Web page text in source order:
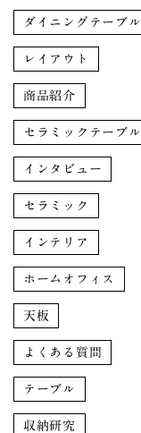
ダイニングテーブル
レイアウト
商品紹介
セラミックテーブル
インタビュー
セラミック
インテリア
ホームオフィス
天板
よくある質問
テーブル
収納研究